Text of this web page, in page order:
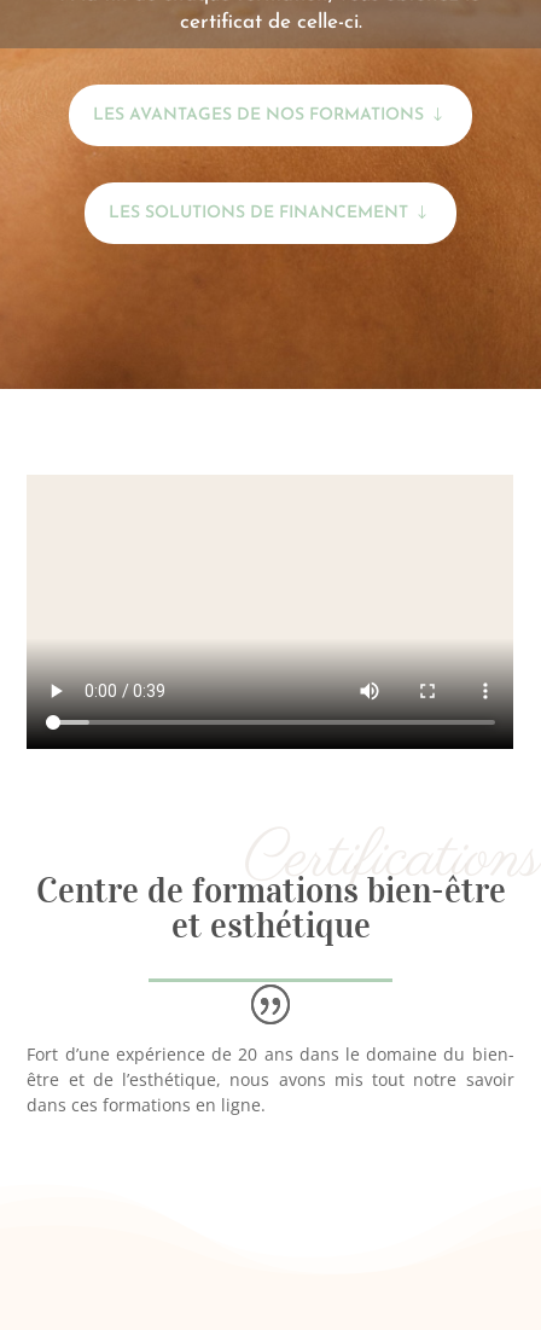
certificat de celle-ci.
LES AVANTAGES DE NOS FORMATIONS
LES SOLUTIONS DE FINANCEMENT
Certifications
Centre de formations bien-être
et esthétique
Fort d’une expérience de 20 ans dans le domaine du bien-
être et de l’esthétique, nous avons mis tout notre savoir
dans ces formations en ligne.